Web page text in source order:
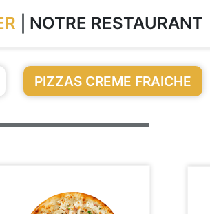
NOTRE RESTAURANT
PIZZAS CREME FRAICHE